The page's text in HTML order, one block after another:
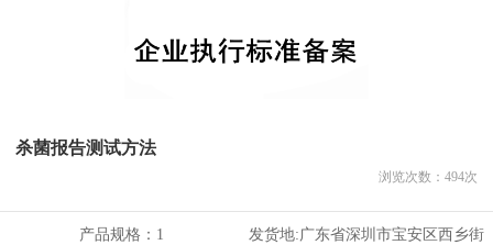
杀菌报告测试方法
浏览次数： 494次
产品规格： 1 发货地:广东省深圳市宝安区西乡街